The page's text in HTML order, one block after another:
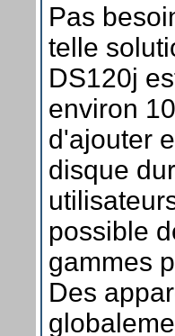
Pas
telle
DS120j
environ
d'ajouter
disque
possible
gammes
Des